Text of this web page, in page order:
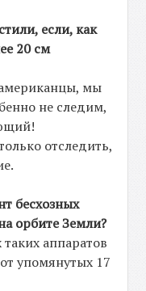
если, как
20 см
мы
не следим,
отследить,
бесхозных
орбите Земли?
аппаратов
упомянутых 17